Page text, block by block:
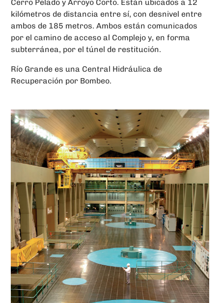
Cerro Pelado y Arroyo Corto. Están ubicados a 12
kilómetros de distancia entre sí, con desnivel entre
ambos de 185 metros. Ambos están comunicados
por el camino de acceso al Complejo y, en forma
subterránea, por el túnel de restitución.
Río Grande es una Central Hidráulica de
Recuperación por Bombeo.